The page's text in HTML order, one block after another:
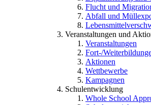
Flucht und
Abfall und
Veranstaltungen und
Veranstaltungen
Fort-/
Aktionen
Wettbewerbe
Kampagnen
Schulentwicklung
Whole School